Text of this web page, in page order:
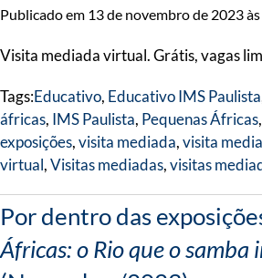
Publicado em 13 de novembro de 2023
Visita mediada virtual. Grátis, vagas
Tags:Educativo, Educativo IMS Paulista
áfricas, IMS Paulista, Pequenas Áfricas,
exposições,visita mediada,visita
virtual,Visitas mediadas,visitas
Por dentro das
Áfricas: o Rio que o samba